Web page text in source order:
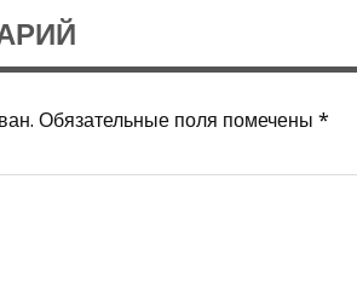
Обязательные поля помечены *